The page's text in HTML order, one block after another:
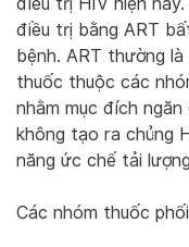
điều trị bằng ART
bệnh. ART thường
thuốc thuộc các
nhằm mục đích
không tạo ra chủng
năng ức chế tải
Các nhóm thuốc